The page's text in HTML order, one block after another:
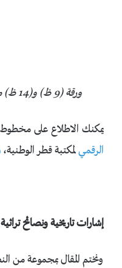
ورقة (9 ظ) و(14 ظ) من مخطوط «مجنة الطاعون»
يمكنك الاطلاع على مخطوط
الرقميلمكتبة قطر الوطنية،
إشارات تاريخية ونصائح
ونختم المقال بمجموعة من